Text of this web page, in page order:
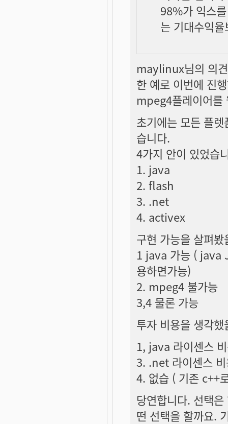
98%가 익스
는 기대수익
maylinux님의 의
한 예로 이번에 진
mpeg4플레이어를
초기에는 모든 플
습니다.
4가지 안이 있었습
1. java
2. flash
3. .net
4. activex
구현 가능을 살펴
1 java 가능 ( java
용하면가능)
2. mpeg4 불가능
3,4 물론 가능
투자 비용을 생각했
1, java 라이센스
3. .net 라이센스
4. 없습 ( 기존 c++
당연합니다. 선택
떤 선택을 할까요.